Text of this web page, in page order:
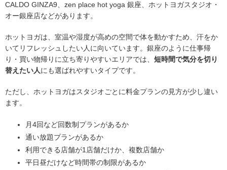
CALDO GINZA9、zen place hot yoga 銀座、ホットヨガスタジオ・
オー銀座店などがあります。
ホットヨガは、室温や湿度が高めの空間で体を動かすため、汗をか
いてリフレッシュしたい人に向いています。銀座のように仕事帰
り・買い物帰りに立ち寄りやすいエリアでは、 短時間で気分を切り
替えたい人にも選ばれやすいタイプです。
ただし、ホットヨガはスタジオごとに料金プランの見方が少し違い
ます。
月4回など回数制プランがあるか
通い放題プランがあるか
利用できる店舗が1店舗だけか、複数店舗か
平日昼だけなど時間帯の制限があるか